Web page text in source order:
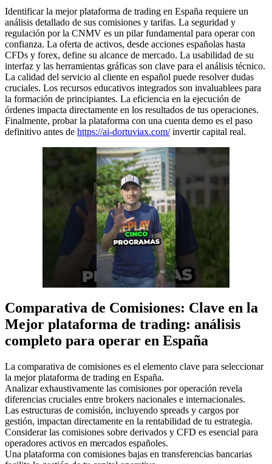
Identificar la mejor plataforma de trading en España requiere un
análisis detallado de sus comisiones y tarifas. La seguridad y
regulación por la CNMV es un pilar fundamental para operar con
confianza. La oferta de activos, desde acciones españolas hasta
CFDs y forex, define su alcance de mercado. La usabilidad de su
interfaz y las herramientas gráficas son clave para el análisis técnico.
La calidad del servicio al cliente en español puede resolver dudas
cruciales. Los recursos educativos integrados son invaluablees para
la formación de principiantes. La eficiencia en la ejecución de
órdenes impacta directamente en los resultados de tus operaciones.
Finalmente, probar la plataforma con una cuenta demo es el paso
definitivo antes de https://ai-dortuviax.com/invertir capital real.
Comparativa de Comisiones: Clave en la
Mejor plataforma de trading: análisis
completo para operar en España
La comparativa de comisiones es el elemento clave para seleccionar
la mejor plataforma de trading en España.
Analizar exhaustivamente las comisiones por operación revela
diferencias cruciales entre brokers nacionales e internacionales.
Las estructuras de comisión, incluyendo spreads y cargos por
gestión, impactan directamente en la rentabilidad de tu estrategia.
Considerar las comisiones sobre derivados y CFD es esencial para
operadores activos en mercados españoles.
Una plataforma con comisiones bajas en transferencias bancarias